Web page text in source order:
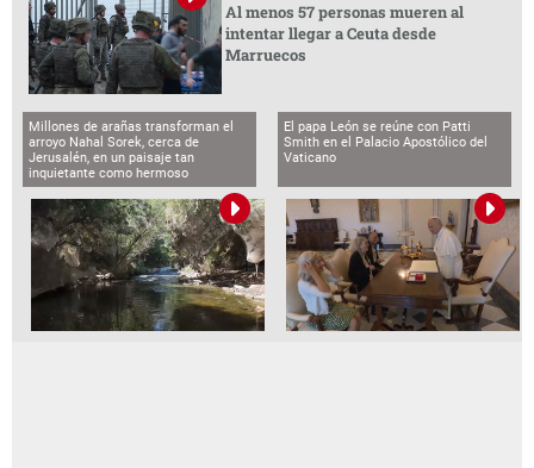
Al menos 57 personas mueren al
intentar llegar a Ceuta desde
Marruecos
Millones de arañas transforman el
arroyo Nahal Sorek, cerca de
Jerusalén, en un paisaje tan
inquietante como hermoso
El papa León se reúne con Patti
Smith en el Palacio Apostólico del
Vaticano